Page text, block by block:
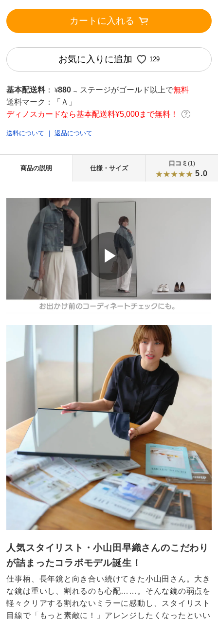
カートに入れる
お気に入りに追加 129
基本配送料 ： ¥880 → ステージがゴールド以上で無料
送料マーク：
「Ａ」
ディノスカードなら基本配送料¥5,000まで無料！
送料について ｜返品について
商品の説明 仕様・サイズ
口コミ (1)
5.0
人気スタイリスト・小山田早織さんのこだわり
が詰まったコラボモデル誕生！
仕事柄、長年鏡と向き合い続けてきた小山田さん。大き
な鏡は重いし、割れるのも心配……。そんな鏡の弱点を
軽々クリアする割れないミラーに感動し、スタイリスト
目線で「もっと素敵に！」アレンジしたくなったといい